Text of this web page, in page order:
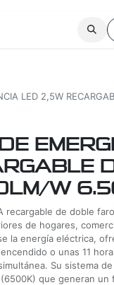
LED 2,5W
W
recargable de doble
de hogares,
la energía eléctrica,
o unas 11
Su sistema
que generan un